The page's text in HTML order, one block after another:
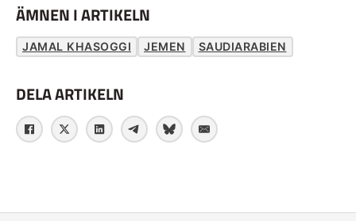
ÄMNEN I ARTIKELN
JAMAL KHASOGGI JEMEN SAUDIARABIEN
DELA ARTIKELN